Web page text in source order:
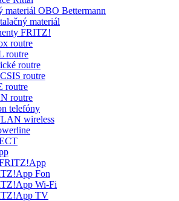
materiál OBO Bettermann
materiál
FRITZ!
routre
routre
routre
routre
routre
routre
telefóny
wireless
Fon
Wi-Fi
TV